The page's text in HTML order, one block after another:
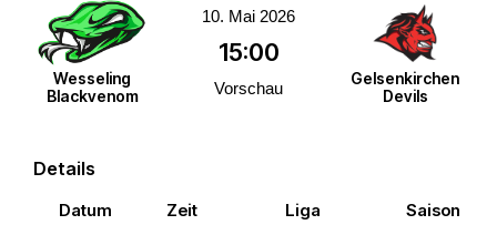
Wesseling
Blackvenom
Gelsenkirchen
Devils
10. Mai 2026
15:00
Vorschau
Details
Datum Zeit Liga Saison